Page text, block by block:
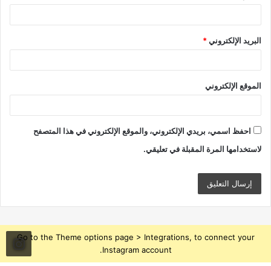
البريد الإلكتروني*
الموقع الإلكتروني
احفظ اسمي، بريدي الإلكتروني، والموقع الإلكتروني في هذا المتصفح
لاستخدامها المرة المقبلة في تعليقي.
Go to the Theme options page > Integrations, to connect your
Instagram account.